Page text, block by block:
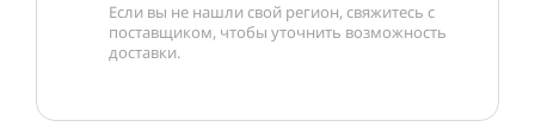
Если вы не нашли свой регион, свяжитесь с
поставщиком, чтобы уточнить возможность
доставки.